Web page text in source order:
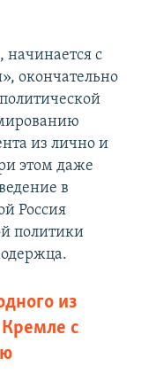
начинается с
окончательно
из лично и
этом даже
в
Россия
политики
из
с